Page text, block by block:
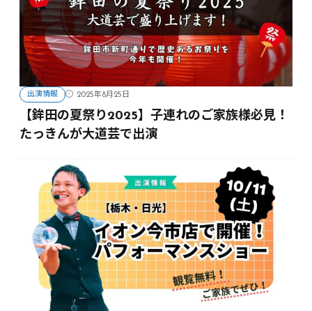
出演情報 2025年8月25日
【鉾田の夏祭り2025】子連れのご家族様必見！
たっきんが大道芸で出演